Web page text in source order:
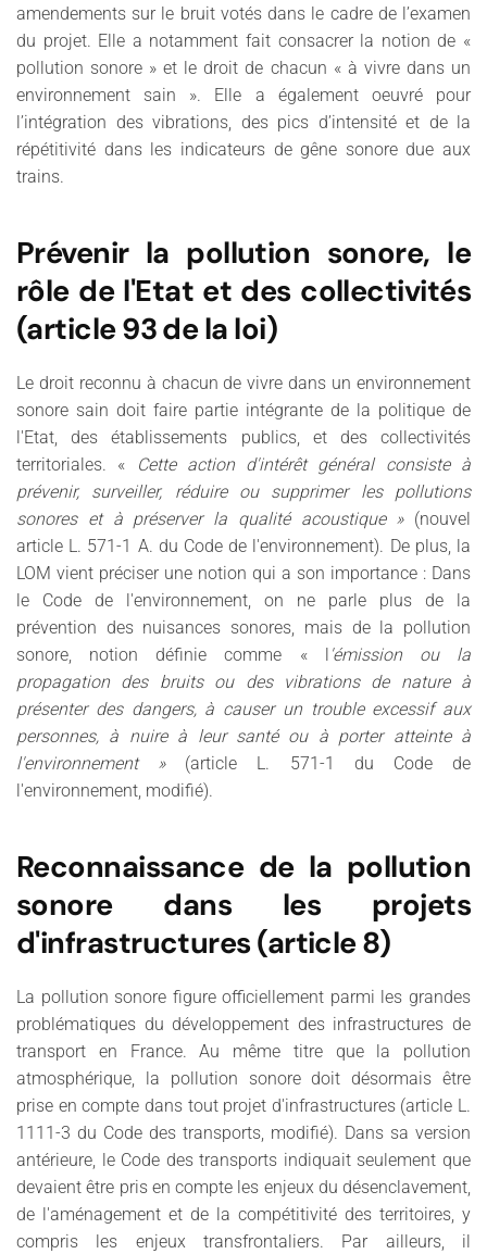
amendements sur le bruit votés dans le cadre de l’examen
du projet. Elle a notamment fait consacrer la notion de «
pollution sonore » et le droit de chacun « à vivre dans un
environnement sain ». Elle a également oeuvré pour
l’intégration des vibrations, des pics d’intensité et de la
répétitivité dans les indicateurs de gêne sonore due aux
trains.
Prévenir la pollution sonore, le
rôle de l'Etat et des collectivités
(article 93 de la loi)
Le droit reconnu à chacun de vivre dans un environnement
sonore sain doit faire partie intégrante de la politique de
l'Etat, des établissements publics, et des collectivités
territoriales. «
Cette action d'intérêt général consiste à
prévenir, surveiller, réduire ou supprimer les pollutions
sonores et à préserver la qualité acoustique » (nouvel
article L. 571-1 A. du Code de l'environnement). De plus, la
LOM vient préciser une notion qui a son importance : Dans
le Code de l'environnement, on ne parle plus de la
prévention des nuisances sonores, mais de la pollution
sonore, notion définie comme « l 'émission ou la
propagation des bruits ou des vibrations de nature à
présenter des dangers, à causer un trouble excessif aux
personnes, à nuire à leur santé ou à porter atteinte à
l'environnement »(article L. 571-1 du Code de
l'environnement, modifié).
Reconnaissance de la pollution
sonore dans les projets
d'infrastructures(article 8)
La pollution sonore figure officiellement parmi les grandes
problématiques du développement des infrastructures de
transport en France. Au même titre que la pollution
atmosphérique, la pollution sonore doit désormais être
prise en compte dans tout projet d'infrastructures (article L.
1111-3 du Code des transports, modifié). Dans sa version
antérieure, le Code des transports indiquait seulement que
devaient être pris en compte les enjeux du désenclavement,
de l'aménagement et de la compétitivité des territoires, y
compris les enjeux transfrontaliers. Par ailleurs, il